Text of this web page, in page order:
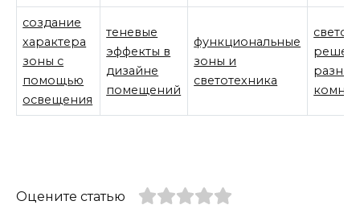
создание
характера
зоны с
помощью
освещения
теневые
эффекты в
дизайне
помещений
функциональные
зоны и
светотехника
разных
комнат
Оцените статью